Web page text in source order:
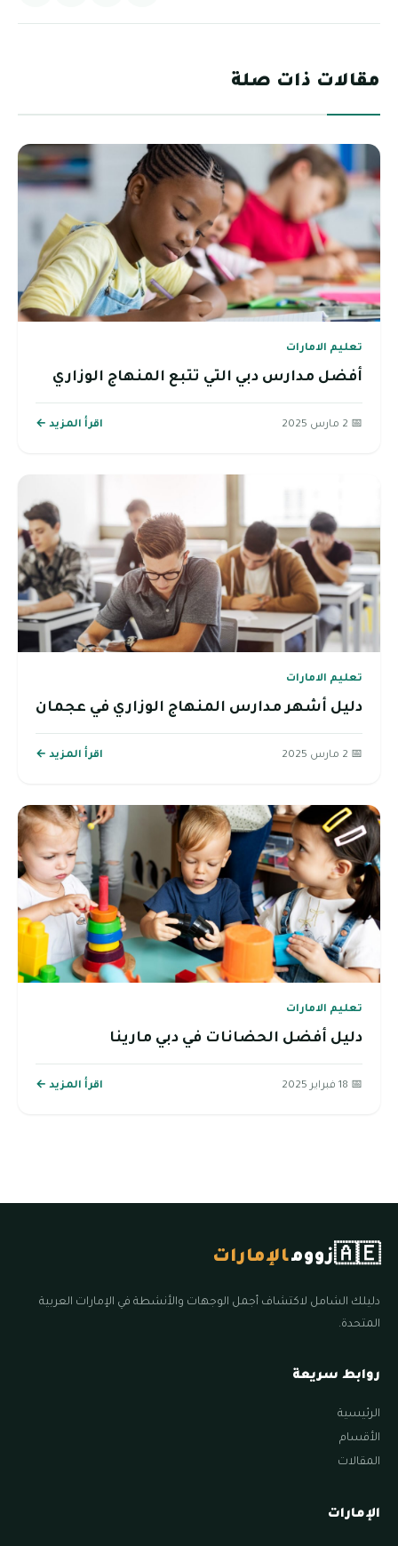
مقالات ذات صلة
تعليم الامارات
أفضل مدارس دبي التي تتبع المنهاج الوزاري
📅 2 مارس 2025 اقرأ المزيد ←
تعليم الامارات
دليل أشهر مدارس المنهاج الوزاري في عجمان
📅 2 مارس 2025 اقرأ المزيد ←
تعليم الامارات
دليل أفضل الحضانات في دبي مارينا
📅 18 فبراير 2025 اقرأ المزيد ←
🇦🇪زوومالإمارات
دليلك الشامل لاكتشاف أجمل الوجهات والأنشطة في الإمارات العربية
المتحدة.
روابط سريعة
الرئيسية
الأقسام
المقالات
الإمارات